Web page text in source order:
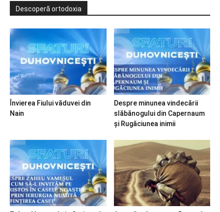
Descoperă ortodoxia
Învierea Fiului văduvei din
Nain
Despre minunea vindecării
slăbănogului din Capernaum
și Rugăciunea inimii